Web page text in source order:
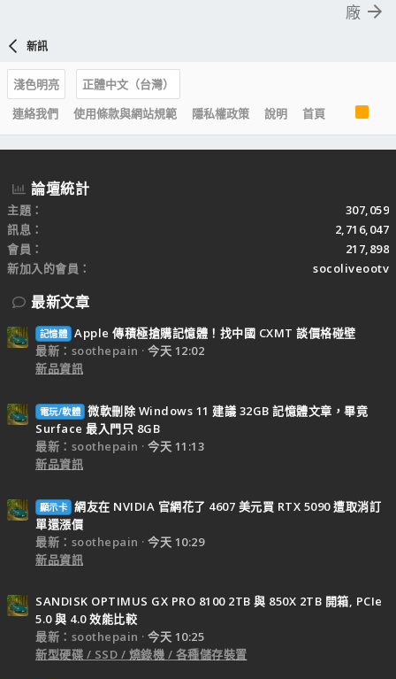
廠
新訊
淺色明亮
正體中文（台灣）
連絡我們
使用條款與網站規範 隱私權政策 說明 首頁
R
S
S
論壇統計
主題
307,059
訊息
2,716,047
會員
217,898
新加入的會員
socoliveootv
最新文章
記憶體 Apple 傳積極搶購記憶體！找中國 CXMT 談價格碰壁
最新：soothepain
今天 12:02
新品資訊
電玩/軟體 微軟刪除 Windows 11 建議 32GB 記憶體文章，畢竟
Surface 最入門只 8GB
最新：soothepain
今天 11:13
新品資訊
顯示卡 網友在 NVIDIA 官網花了 4607 美元買 RTX 5090 遭取消訂
單還漲價
最新：soothepain
今天 10:29
新品資訊
SANDISK OPTIMUS GX PRO 8100 2TB 與 850X 2TB 開箱, PCIe
5.0 與 4.0 效能比較
最新：soothepain
今天 10:25
新型硬碟 / SSD / 燒錄機 / 各種儲存裝置